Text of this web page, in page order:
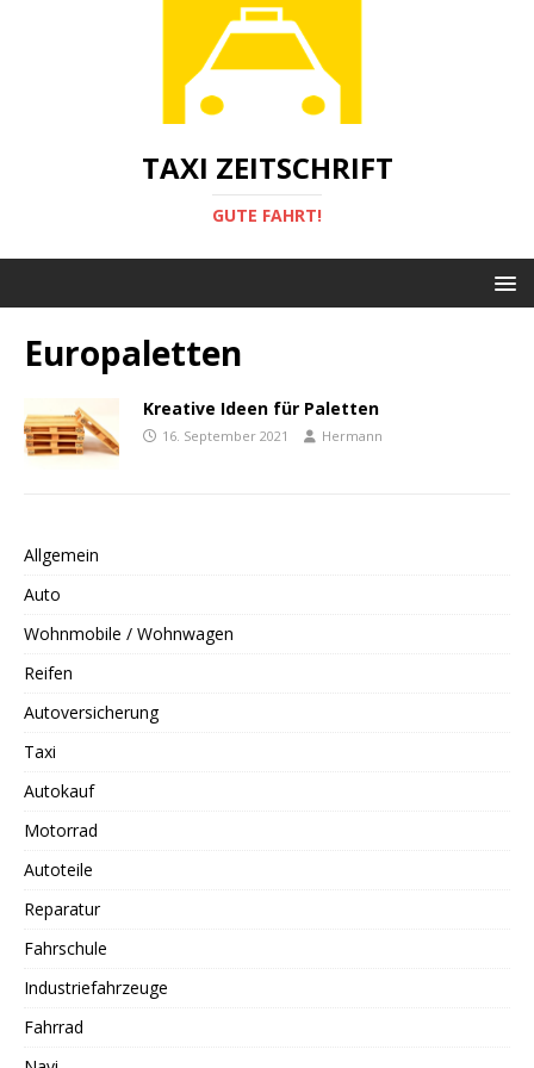
TAXI ZEITSCHRIFT
GUTE FAHRT!
Europaletten
Kreative Ideen für Paletten
16. September 2021 Hermann
Allgemein
Auto
Wohnmobile / Wohnwagen
Reifen
Autoversicherung
Taxi
Autokauf
Motorrad
Autoteile
Reparatur
Fahrschule
Industriefahrzeuge
Fahrrad